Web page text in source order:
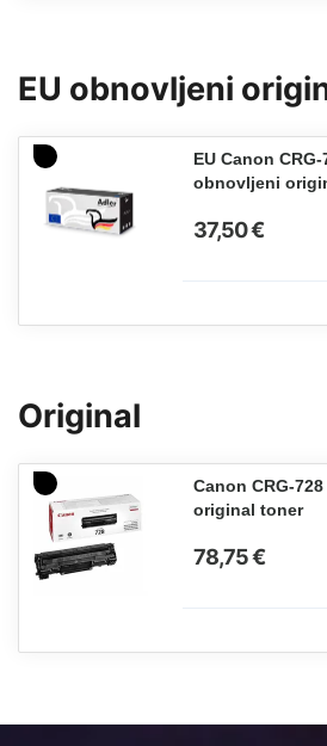
EU obnovljeni
EU Canon
obnovljeni
37,50 €
Original
Canon CRG-
original toner
78,75 €